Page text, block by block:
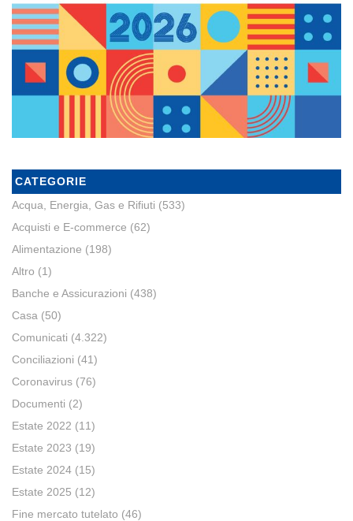
CATEGORIE
Acqua, Energia, Gas e Rifiuti (533)
Acquisti e E-commerce (62)
Alimentazione (198)
Altro (1)
Banche e Assicurazioni (438)
Casa (50)
Comunicati (4.322)
Conciliazioni (41)
Coronavirus (76)
Documenti (2)
Estate 2022 (11)
Estate 2023 (19)
Estate 2024 (15)
Estate 2025 (12)
Fine mercato tutelato (46)